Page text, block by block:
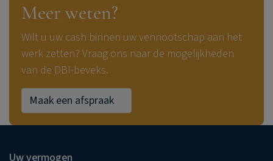
Meer weten?
Wilt u uw cash binnen uw vennootschap aan het
werk zetten? Vraag ons naar de mogelijkheden
van de DBI-beveks.
Maak een afspraak
Uw vermogen